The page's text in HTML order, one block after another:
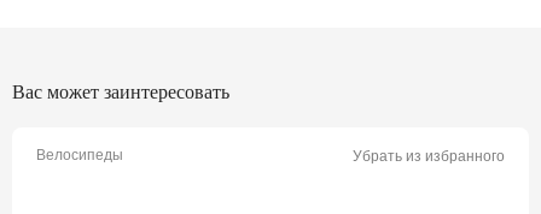
Вас может заинтересовать
Велосипеды Убрать из избранного